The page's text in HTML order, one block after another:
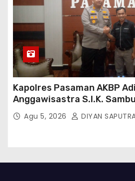
Kapolres Pasaman AKBP
Anggawisastra S.I.K.
Kepala Cakrawala Tv
Agu 5, 2026 DIYAN